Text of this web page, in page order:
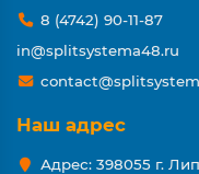
8 (4742) 90-11-87
in@splitsystema48.ru
Наш адрес
Адрес: 398055 г.